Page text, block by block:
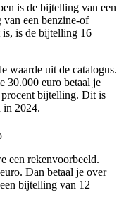
is de bijtelling van een
een benzine-of
is, is de bijtelling 16
waarde uit de catalogus.
30.000 euro betaal je
procent bijtelling. Dit is
in 2024.
een rekenvoorbeeld.
Dan betaal je over
bijtelling van 12